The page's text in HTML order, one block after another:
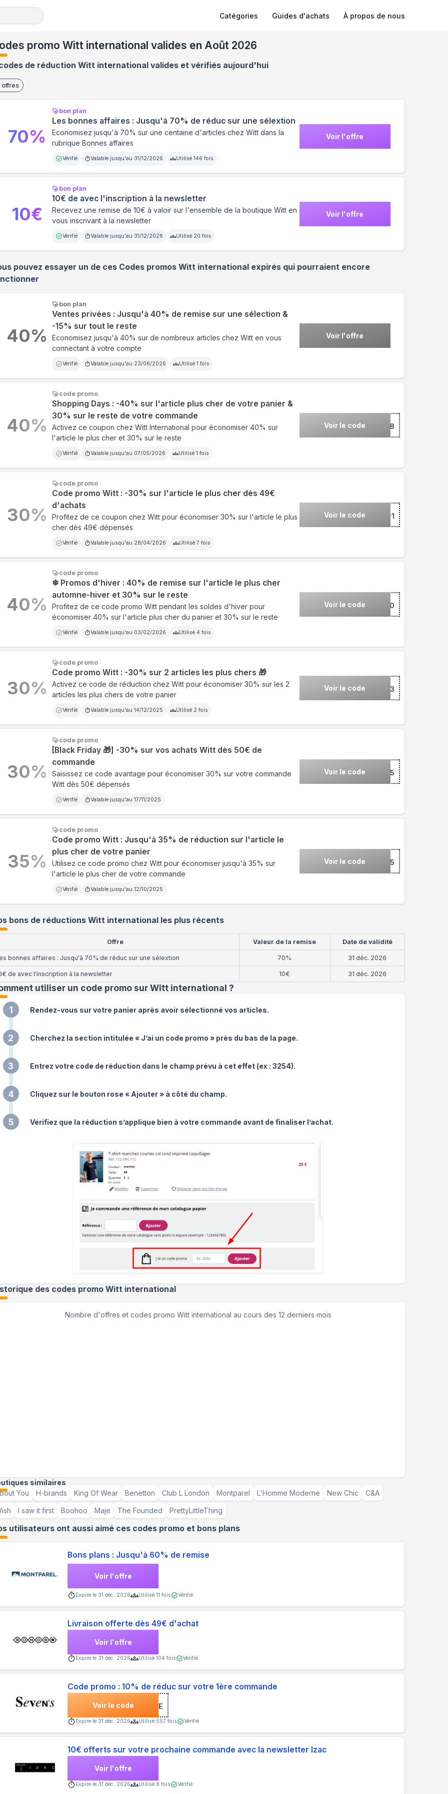
Catégories Guides d'achats À propos de nous
promo Witt international valides en Août 2026
de réduction Witt international valides et vérifiés aujourd'hui
offres
bon plan
Les bonnes affaires : Jusqu'à 70% de réduc sur une sélextion
Economisez jusqu'à 70% sur une centaine d'articles chez Witt dans la
rubrique Bonnes affaires
Vérifié Valable jusqu'au 31/12/2026 Utilisé 146 fois
Voir l'offre
70%
bon plan
10€ de avec l'inscription à la newsletter
Recevez une remise de 10€ à valoir sur l'ensemble de la boutique Witt en
vous inscrivant à la newsletter
Vérifié Valable jusqu'au 31/12/2026 Utilisé 20 fois
Voir l'offre
10€
pouvez essayer un de ces Codes promos Witt internationalexpirés qui pourraient encore
bon plan
Ventes privées : Jusqu'à 40% de remise sur une sélection &
-15% sur tout le reste
Economisez jusqu'à 40% sur de nombreux articles chez Witt en vous
connectant à votre compte
Vérifié Valable jusqu'au 23/06/2026 Utilisé 1 fois
Voir l'offre
40%
code promo
Shopping Days : -40% sur l'article plus cher de votre panier &
30% sur le reste de votre commande
Activez ce coupon chez Witt International pour économiser 40% sur
l'article le plus cher et 30% sur le reste
Vérifié Valable jusqu'au 07/05/2026 Utilisé 1 fois
Voir le code ***8
40%
code promo
Code promo Witt : -30% sur l'article le plus cher dès 49€
d'achats
Profitez de ce coupon chez Witt pour économiser 30% sur l'article le plus
cher dès 49€ dépensés
Vérifié Valable jusqu'au 28/04/2026 Utilisé 7 fois
Voir le code ***1
30%
code promo
❄ Promos d'hiver : 40% de remise sur l'article le plus cher
automne-hiver et 30% sur le reste
Profitez de ce code promo Witt pendant les soldes d'hiver pour
économiser 40% sur l'article plus cher du panier et 30% sur le reste
Vérifié Valable jusqu'au 03/02/2026 Utilisé 4 fois
Voir le code ***0
40%
code promo
Code promo Witt : -30% sur 2 articles les plus chers 🎁
Activez ce code de réduction chez Witt pour économiser 30% sur les 2
articles les plus chers de votre panier
Vérifié Valable jusqu'au 14/12/2025 Utilisé 2 fois
Voir le code ***33
30%
code promo
[Black Friday 🎁] -30% sur vos achats Witt dès 50€ de
commande
Saisissez ce code avantage pour économiser 30% sur votre commande
Witt dès 50€ dépensés
Vérifié Valable jusqu'au 17/11/2025
Voir le code ***5
30%
code promo
Code promo Witt : Jusqu'à 35% de réduction sur l'article le
plus cher de votre panier
Utilisez ce code promo chez Witt pour économiser jusqu'à 35% sur
l'article le plus cher de votre commande
Vérifié Valable jusqu'au 12/10/2025
Voir le code ***5
35%
bons de réductions Witt international les plus récents
Offre Valeur de la remise Date de validité
bonnes affaires : Jusqu'à 70% de réduc sur une sélextion 70% 31 déc. 2026
de avec l'inscription à la newsletter 10€ 31 déc. 2026
utiliser un code promo sur Witt international ?
1 Rendez-vous sur votre panier après avoir sélectionné vos articles.
2 Cherchez la section intitulée « J’ai un code promo » près du bas de la page.
3 Entrez votre code de réduction dans le champ prévu à cet effet (ex : 3254).
4 Cliquez sur le bouton rose « Ajouter » à côté du champ.
5 Vérifiez que la réduction s’applique bien à votre commande avant de finaliser l’achat.
des codes promo Witt international
Nombre d'offres et codes promo Witt international au cours des 12 derniers mois
similaires
You
H-brands King Of Wear Benetton Club L London Montparel L'Homme Moderne New Chic C&A
I saw it first Boohoo Maje The Founded PrettyLittleThing
utilisateurs ont aussi aimé ces codes promo et bons plans
Bons plans : Jusqu'à 60% de remise
Voir l'offre
Expire le 31 déc. 2026 Utilisé11 fois Vérifié
Livraison offerte dès 49€ d'achat
Voir l'offre
Expire le 31 déc. 2026 Utilisé104 fois Vérifié
Code promo : 10% de réduc sur votre 1ère commande
Voir le code***COME
Expire le 31 déc. 2026 Utilisé 557 fois Vérifié
10€ offerts sur votre prochaine commande avec la newsletter Izac
Voir l'offre
Expire le 31 déc. 2026 Utilisé 8 fois Vérifié